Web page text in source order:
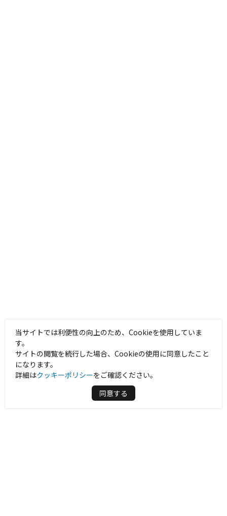
当サイトでは利便性の向上のため、Cookieを使用していま
す。
サイトの閲覧を続行した場合、Cookieの使用に同意したこと
になります。
詳細はクッキーポリシーをご確認ください。
同意する